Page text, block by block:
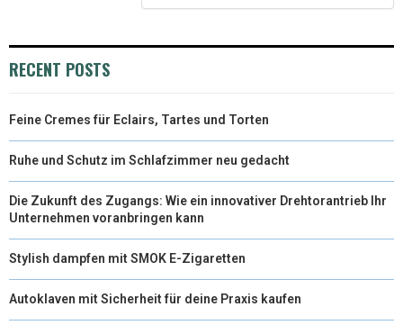
)
RECENT POSTS
Feine Cremes für Eclairs, Tartes und Torten
Ruhe und Schutz im Schlafzimmer neu gedacht
Die Zukunft des Zugangs: Wie ein innovativer Drehtorantrieb Ihr
Unternehmen voranbringen kann
Stylish dampfen mit SMOK E-Zigaretten
Autoklaven mit Sicherheit für deine Praxis kaufen